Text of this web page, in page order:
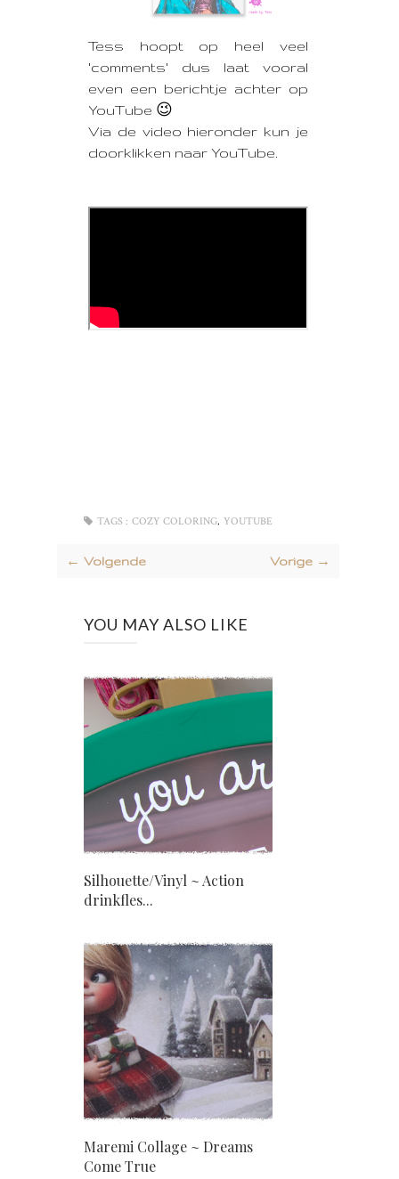
Tess hoopt op heel veel
'comments' dus laat vooral
even een berichtje achter op
YouTube 😉
Via de video hieronder kun je
doorklikken naar YouTube.
TAGS : COZY COLORING, YOUTUBE
← Volgende Vorige →
YOU MAY ALSO LIKE
Silhouette/Vinyl ~ Action
drinkfles...
Maremi Collage ~ Dreams
Come True